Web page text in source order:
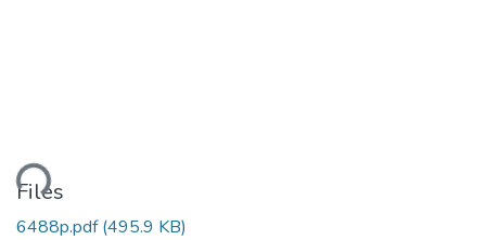
Files
6488p.pdf(495.9 KB)